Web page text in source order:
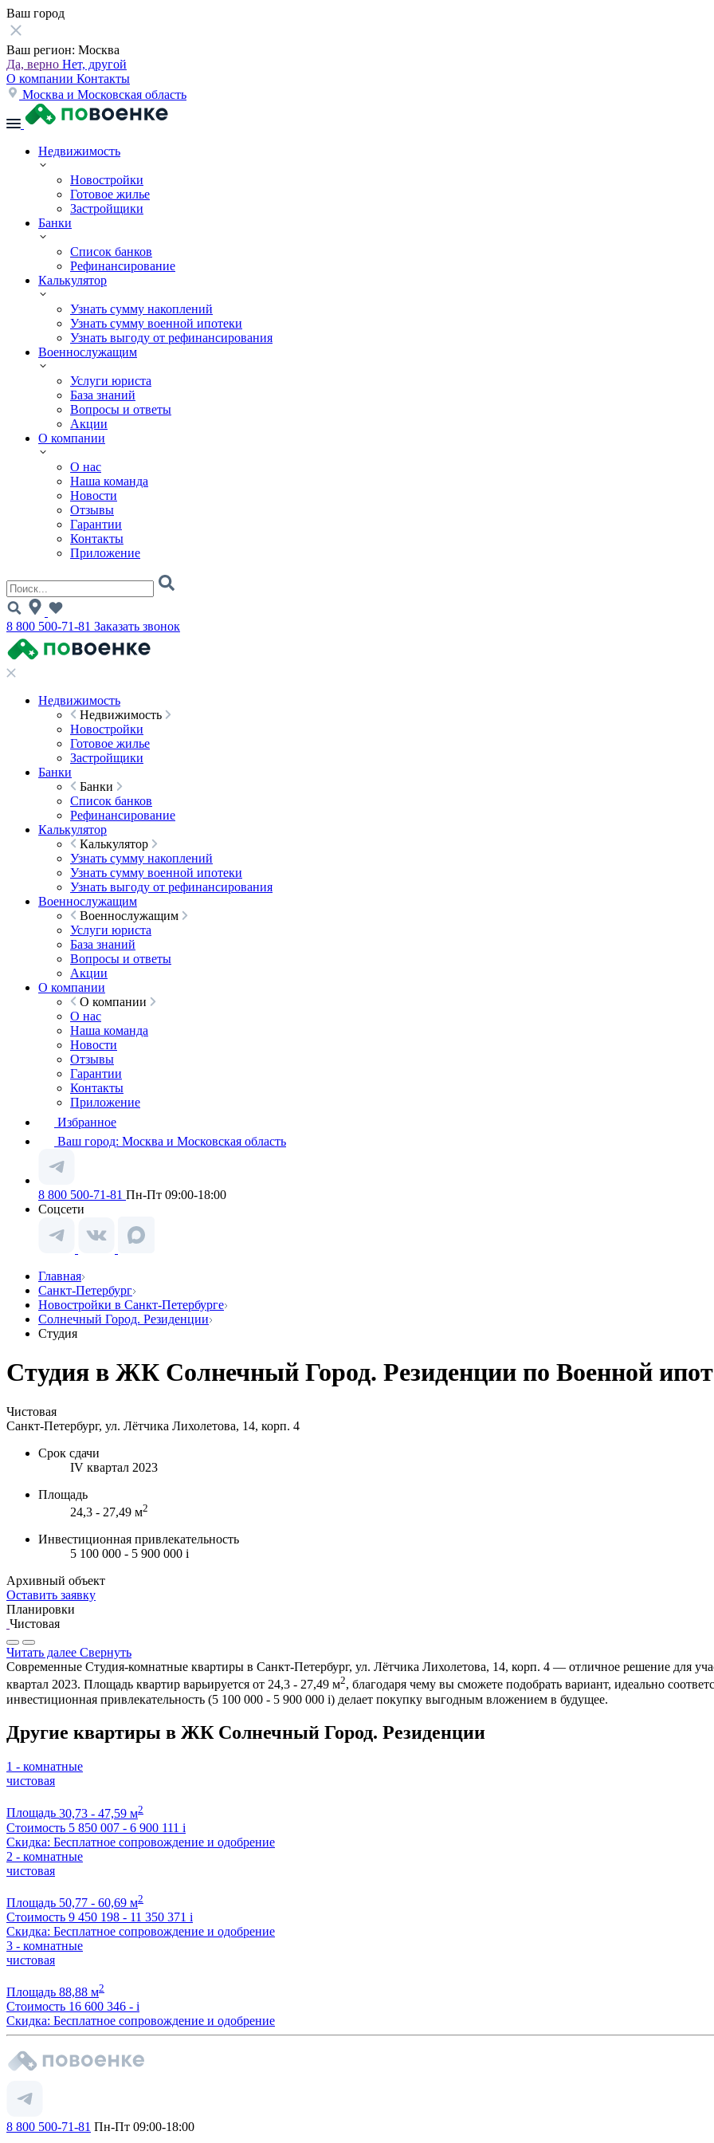
Ваш город
Ваш регион: Москва
Да, верно Нет, другой
О компании Контакты
Москва и Московская область
Недвижимость
Новостройки
Готовое жилье
Застройщики
Банки
Список банков
Рефинансирование
Калькулятор
Узнать сумму накоплений
Узнать сумму военной ипотеки
Узнать выгоду от рефинансирования
Военнослужащим
Услуги юриста
База знаний
Вопросы и ответы
Акции
О компании
О нас
Наша команда
Новости
Отзывы
Гарантии
Контакты
Приложение
8 800 500-71-81 Заказать звонок
Недвижимость
Недвижимость
Новостройки
Готовое жилье
Застройщики
Банки
Банки
Список банков
Рефинансирование
Калькулятор
Калькулятор
Узнать сумму накоплений
Узнать сумму военной ипотеки
Узнать выгоду от рефинансирования
Военнослужащим
Военнослужащим
Услуги юриста
База знаний
Вопросы и ответы
Акции
О компании
О компании
О нас
Наша команда
Новости
Отзывы
Гарантии
Контакты
Приложение
Избранное
Ваш город: Москва и Московская область
8 800 500-71-81 Пн-Пт 09:00-18:00
Соцсети
Главная
Санкт-Петербург
Новостройки в Санкт-Петербурге
Солнечный Город. Резиденции
Студия
Студия в ЖК Солнечный Город. Резиденции по Военной
Чистовая
Санкт-Петербург, ул. Лётчика Лихолетова, 14, корп. 4
Срок сдачи
IV квартал 2023
Площадь
24,3 - 27,49 м2
Инвестиционная привлекательность
5 100 000 - 5 900 000 i
Архивный объект
Оставить заявку
Планировки
Чистовая
Читать далее Свернуть
Современные Студия-комнатные квартиры в Санкт-Петербург, ул. Лётчика Лихолетова, 14, корп. 4 — отличное решение для
квартал 2023. Площадь квартир варьируется от 24,3 - 27,49 м2, благодаря чему вы сможете подобрать вариант, идеально
инвестиционная привлекательность (5 100 000 - 5 900 000 i) делает покупку выгодным вложением в будущее.
Другие квартиры в ЖК Солнечный Город. Резиденции
1 - комнатные
чистовая
Площадь 30,73 - 47,59 м2
Стоимость 5 850 007 - 6 900 111 i
Скидка: Бесплатное сопровождение и одобрение
2 - комнатные
чистовая
Площадь 50,77 - 60,69 м2
Стоимость 9 450 198 - 11 350 371 i
Скидка: Бесплатное сопровождение и одобрение
3 - комнатные
чистовая
Площадь 88,88 м2
Стоимость 16 600 346 - i
Скидка: Бесплатное сопровождение и одобрение
8 800 500-71-81 Пн-Пт 09:00-18:00